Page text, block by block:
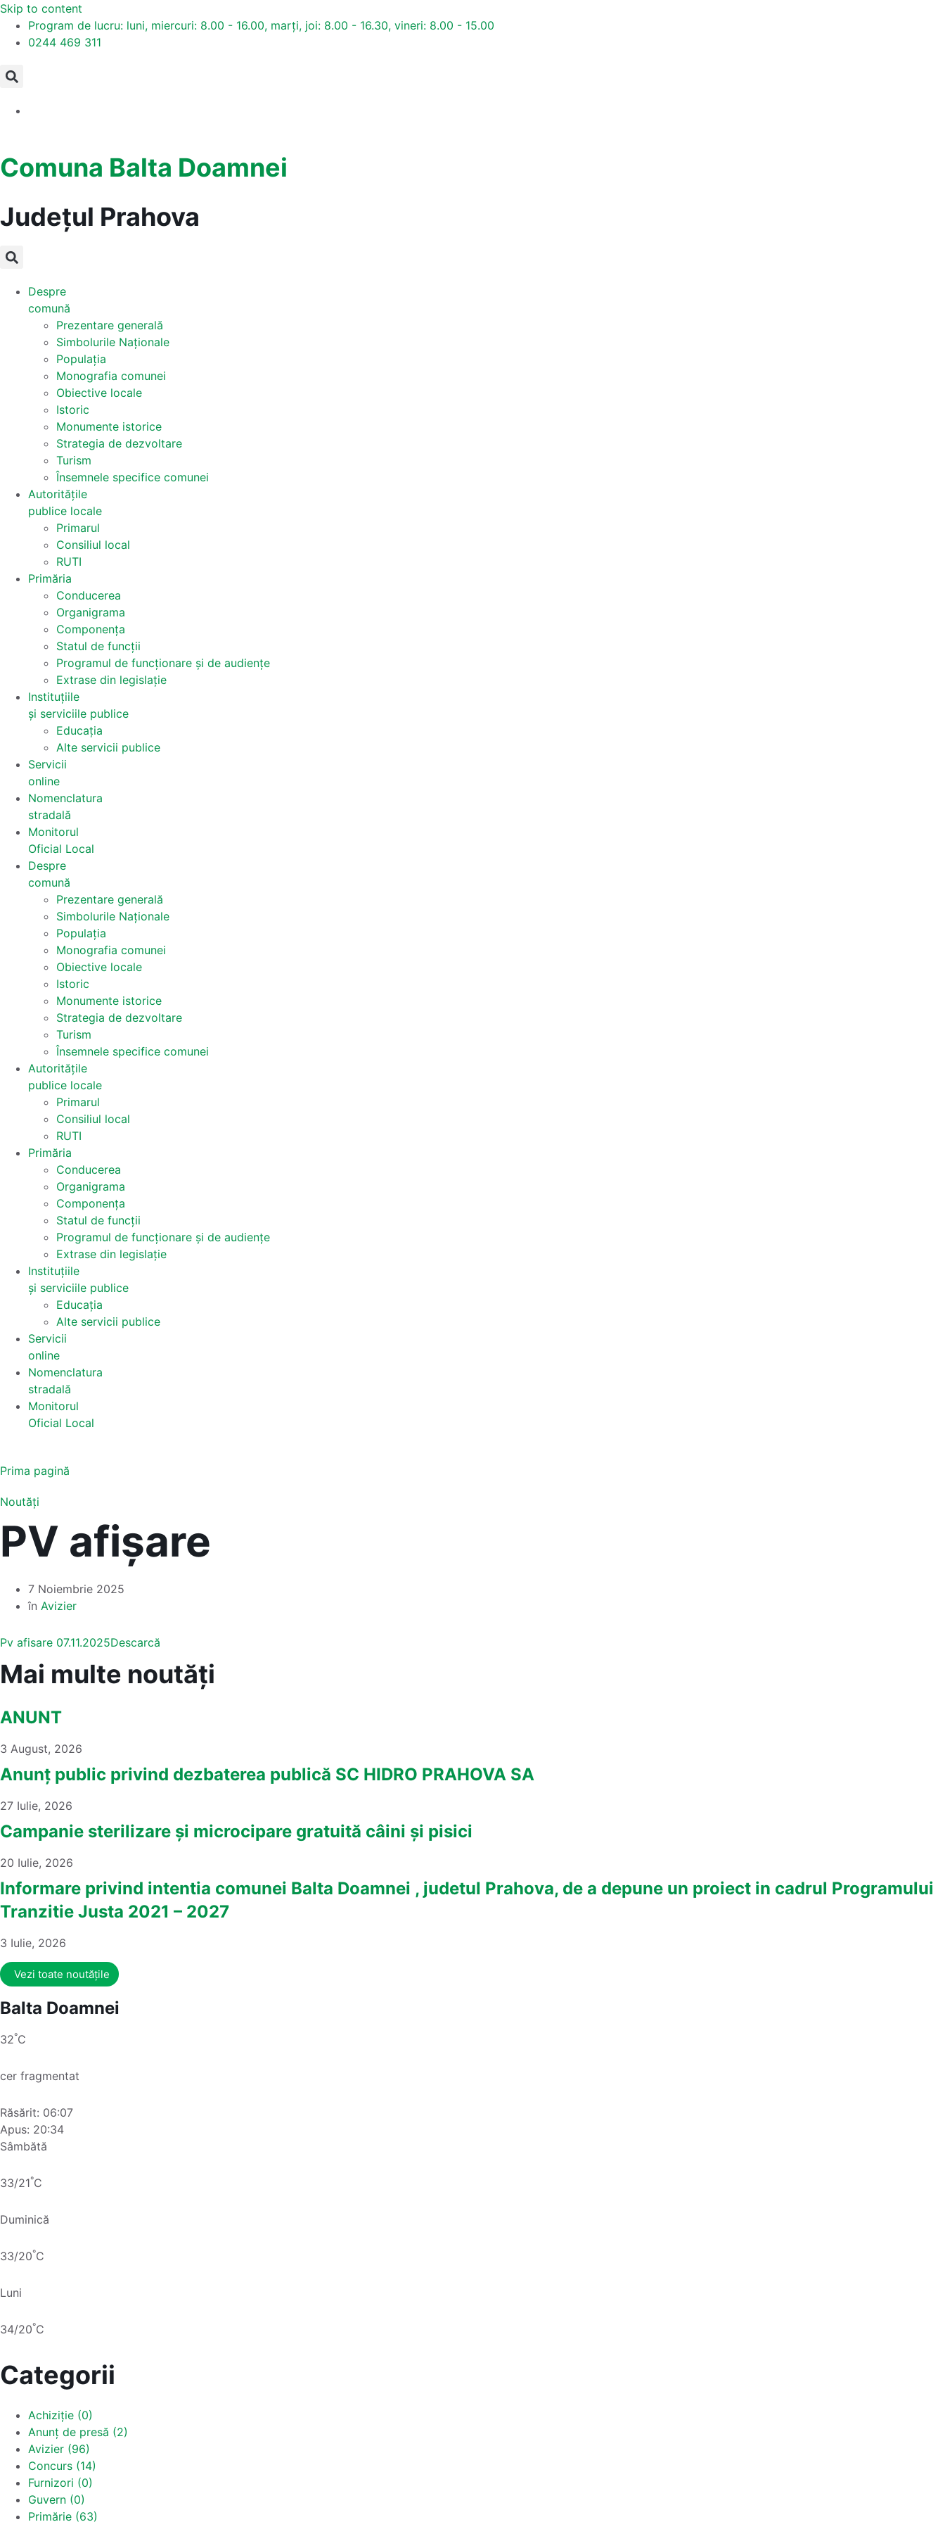
Skip to content
Program de lucru: luni, miercuri: 8.00 - 16.00, marți, joi: 8.00 - 16.30, vineri: 8.00 - 15.00
0244 469 311
Comuna Balta Doamnei
Județul Prahova
Despre
comună
Prezentare generală
Simbolurile Naționale
Populația
Monografia comunei
Obiective locale
Istoric
Monumente istorice
Strategia de dezvoltare
Turism
Însemnele specifice comunei
Autoritățile
publice locale
Primarul
Consiliul local
RUTI
Primăria
Conducerea
Organigrama
Componența
Statul de funcții
Programul de funcționare și de audiențe
Extrase din legislație
Instituțiile
și serviciile publice
Educația
Alte servicii publice
Servicii
online
Nomenclatura
stradală
Monitorul
Oficial Local
Despre
comună
Prezentare generală
Simbolurile Naționale
Populația
Monografia comunei
Obiective locale
Istoric
Monumente istorice
Strategia de dezvoltare
Turism
Însemnele specifice comunei
Autoritățile
publice locale
Primarul
Consiliul local
RUTI
Primăria
Conducerea
Organigrama
Componența
Statul de funcții
Programul de funcționare și de audiențe
Extrase din legislație
Instituțiile
și serviciile publice
Educația
Alte servicii publice
Servicii
online
Nomenclatura
stradală
Monitorul
Oficial Local
Prima pagină
Noutăți
PV afișare
7 Noiembrie 2025
în Avizier
Pv afisare 07.11.2025Descarcă
Mai multe noutăți
ANUNT
3 August, 2026
Anunț public privind dezbaterea publică SC HIDRO PRAHOVA SA
27 Iulie, 2026
Campanie sterilizare și microcipare gratuită câini și pisici
20 Iulie, 2026
Informare privind intentia comunei Balta Doamnei , judetul Prahova, de a depune un proiect in cadrul Programului
Tranzitie Justa 2021 – 2027
3 Iulie, 2026
Vezi toate noutățile
Balta Doamnei
32°C
cer fragmentat
Răsărit: 06:07
Apus: 20:34
Sâmbătă
33/21°C
Duminică
33/20°C
Luni
34/20°C
Categorii
Achiziție (0)
Anunț de presă (2)
Avizier (96)
Concurs (14)
Furnizori (0)
Guvern (0)
Primărie (63)